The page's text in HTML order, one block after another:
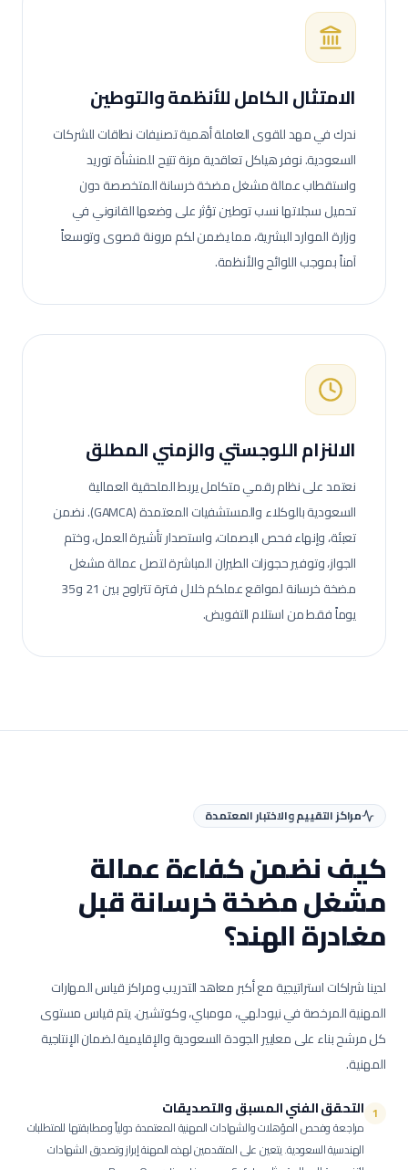
الامتثال الكامل للأنظمة والتوطين
ندرك في مهد للقوى العاملة أهمية تصنيفات نطاقات للشركات
السعودية. نوفر هياكل تعاقدية مرنة تتيح للمنشأة توريد
واستقطاب عمالةمشغل مضخة خرسانةالمتخصصة دون
تحميل سجلاتها نسب توطين تؤثر على وضعها القانوني في
وزارة الموارد البشرية، مما يضمن لكم مرونة قصوى وتوسعاً
آمناً بموجب اللوائح والأنظمة.
الالنزام اللوجستي والزمني المطلق
نعتمد على نظام رقمي متكامل يربط الملحقية العمالية
السعودية بالوكلاء والمستشفيات المعتمدة (GAMCA). نضمن
تعبئة، وإنهاء فحص البصمات، واستصدار تأشيرة العمل، وختم
الجواز، وتوفير حجوزات الطيران المباشرة لتصل عمالةمشغل
مضخة خرسانة
لمواقع عملكم خلال فترة تتراوح بين 21 و35
يوماً فقط من استلام التفويض.
مراكز التقييم والاختبار المعتمدة
كيف نضمن كفاءة عمالة
مشغل مضخة خرسانةقبل
مغادرة الهند؟
لدينا شراكات استراتيجية مع أكبر معاهد التدريب ومراكز قياس المهارات
المهنية المرخصة في نيودلهي، مومباي، وكوتشين. يتم قياس مستوى
كل مرشح بناء على معايير الجودة السعودية والإقليمية لضمان الإنتاجية
المهنية.
1 التحقق الفني المسبق والتصديقات
مراجعة وفحص المؤهلات والشهادات المهنية المعتمدة دولياً ومطابقتها للمتطلبات
الهندسية السعودية.يتعين على المتقدمين لهذه المهنة إبراز وتصديق الشهادات